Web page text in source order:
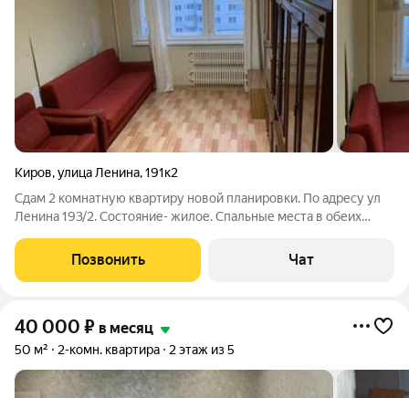
Киров,улица Ленина,191к2
Сдам 2 комнатную квартиру новой планировки. По адресу ул
Ленина 193/2. Состояние- жилое. Спальные места в обеих
застеклена. Квартира готова к заселению. Развитая инфра-ра.
Звоните! Пишите! Все
Позвонить Чат
40 000 ₽ в месяц
50 м² 2-комн. квартира 2 этаж из 5